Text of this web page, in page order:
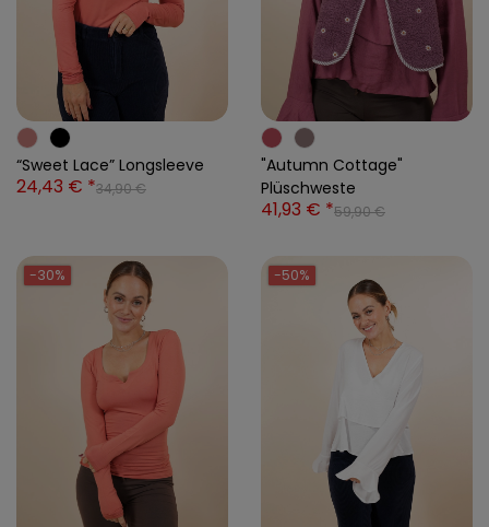
“Sweet Lace” Longsleeve
24,43 € *34,90 €
"Autumn Cottage"
Plüschweste
41,93 € *59,90 €
-30% -50%